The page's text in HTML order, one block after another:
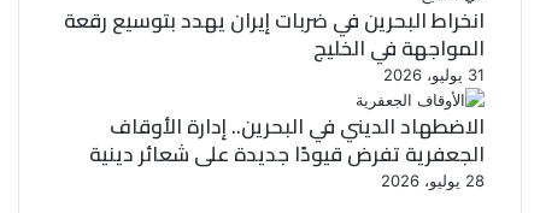
انخراط البحرين في ضربات إيران يهدد بتوسيع رقعة
المواجهة في الخليج
31 يوليو، 2026
الاضطهاد الديني في البحرين.. إدارة الأوقاف
الجعفرية تفرض قيودًا جديدة على شعائر دينية
28 يوليو، 2026